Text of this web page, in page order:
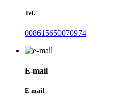
Tel.
008615650070974
E-mail
E-mail